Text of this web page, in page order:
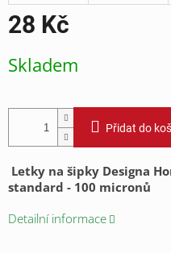
28 Kč
cena:
Skladem
Přidat do
Letky na šipky Designa
standard - 100 micronů
Detailní informace